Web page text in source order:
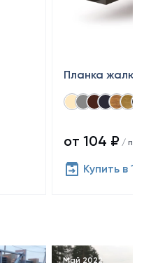
Планка
от 104 ₽ / п.м.
Купить в 1
Май 2022